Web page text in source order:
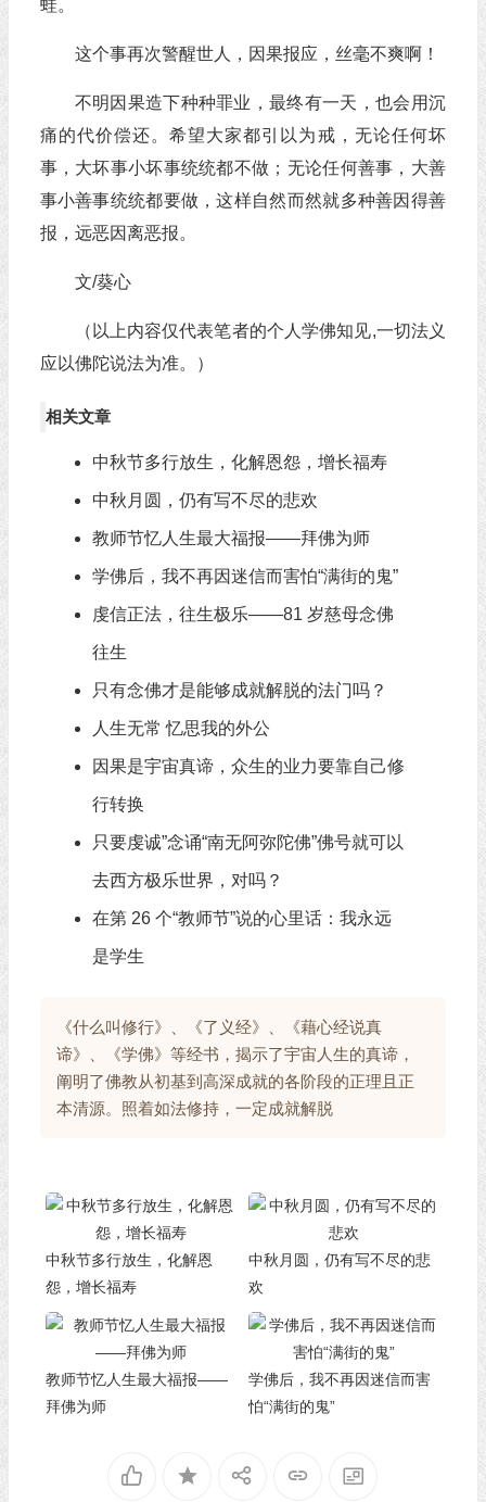
蛙。
这个事再次警醒世人，因果报应，丝毫不爽啊！
不明因果造下种种罪业，最终有一天，也会用沉
痛的代价偿还。希望大家都引以为戒，无论任何坏
事，大坏事小坏事统统都不做；无论任何善事，大善
事小善事统统都要做，这样自然而然就多种善因得善
报，远恶因离恶报。
文/葵心
（以上内容仅代表笔者的个人学佛知见,一切法义
应以佛陀说法为准。）
相关文章
中秋节多行放生，化解恩怨，增长福寿
中秋月圆，仍有写不尽的悲欢
教师节忆人生最大福报——拜佛为师
学佛后，我不再因迷信而害怕“满街的鬼”
虔信正法，往生极乐——81 岁慈母念佛
往生
只有念佛才是能够成就解脱的法门吗？
人生无常 忆思我的外公
因果是宇宙真谛，众生的业力要靠自己修
行转换
只要虔诚”念诵“南无阿弥陀佛”佛号就可以
去西方极乐世界，对吗？
在第 26 个“教师节”说的心里话：我永远
是学生
《什么叫修行》、《了义经》、《藉心经说真
谛》、《学佛》等经书，揭示了宇宙人生的真谛，
阐明了佛教从初基到高深成就的各阶段的正理且正
本清源。照着如法修持，一定成就解脱
中秋节多行放生，化解恩
怨，增长福寿
中秋月圆，仍有写不尽的悲
欢
教师节忆人生最大福报——
拜佛为师
学佛后，我不再因迷信而害
怕“满街的鬼”